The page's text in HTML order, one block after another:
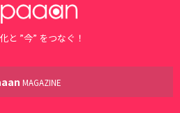
と ”今” をつなぐ！
MAGAZINE